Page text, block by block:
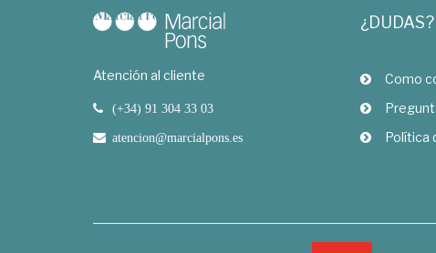
Atención al cliente
(+34) 91 304 33 03
atencion@marcialpons.es
¿DUDAS?
Como
Política